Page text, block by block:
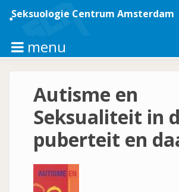
naar
gaan
Seksuologie Centrum Amsterdam
menu
Autisme en
Seksualiteit in
puberteit en